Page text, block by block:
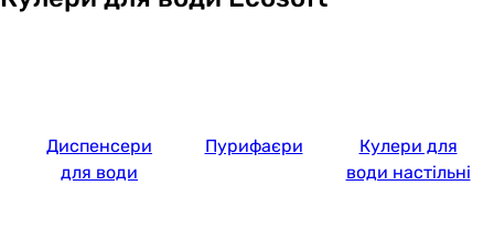
Диспенсери
для води
Пурифаєри
Кулери для
води настільні